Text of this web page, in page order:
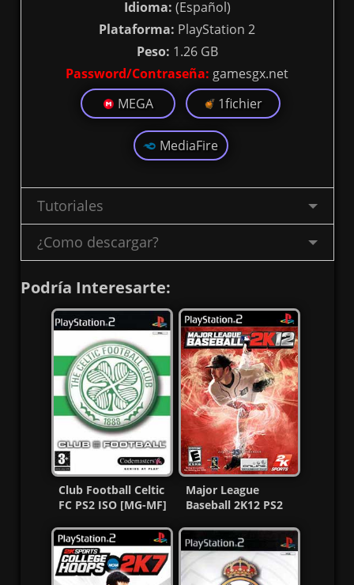
Idioma: (Español)
Plataforma: PlayStation 2
Peso: 1.26 GB
Password/Contraseña: gamesgx.net
MEGA
1fichier
MediaFire
Tutoriales
¿Como descargar?
Podría Interesarte:
Club Football Celtic
FC PS2 ISO [MG-MF]
Major League
Baseball 2K12 PS2